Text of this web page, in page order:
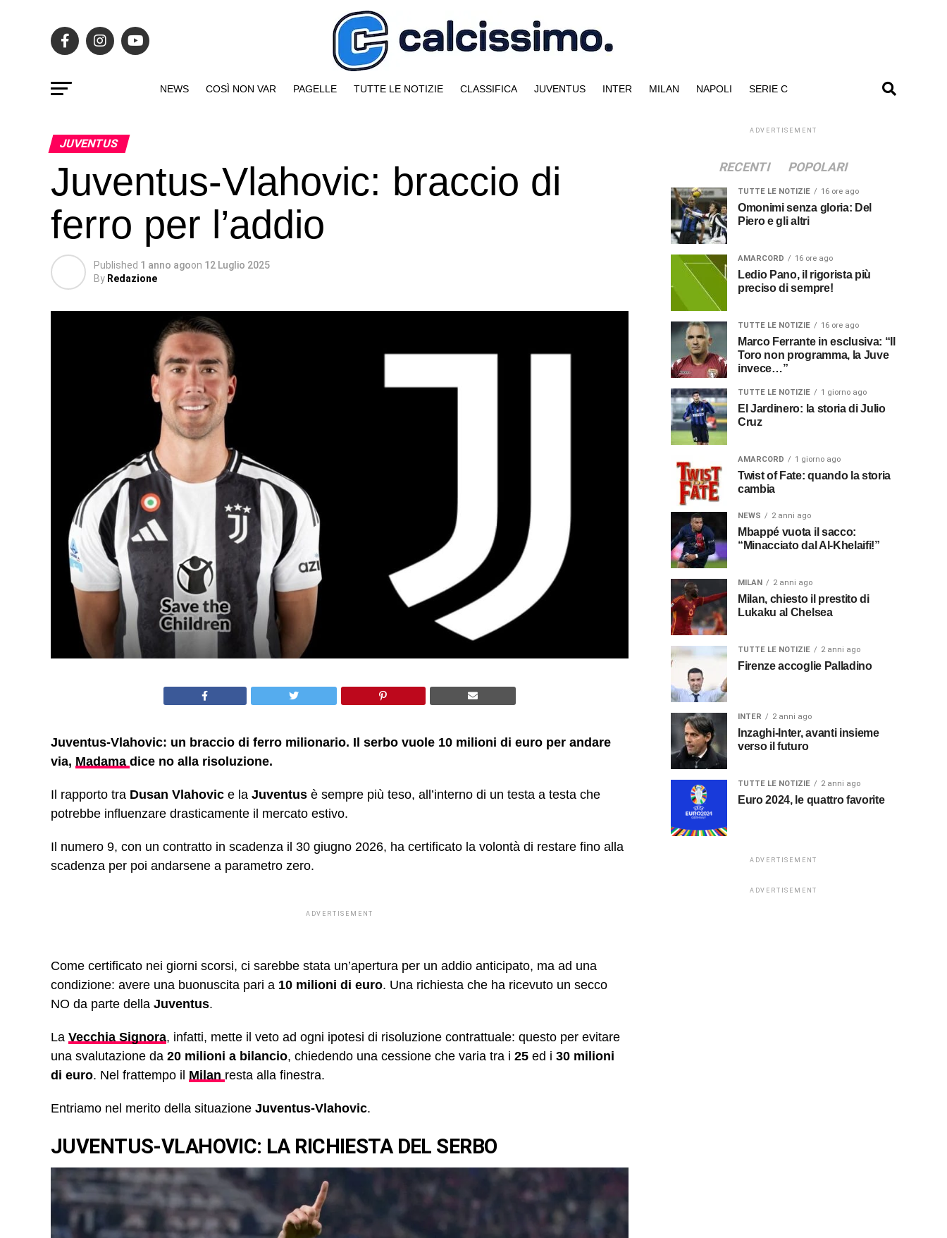
NEWS COSÌ NON VAR PAGELLE TUTTE LE NOTIZIE CLASSIFICA JUVENTUS INTER MILAN NAPOLI SERIE C
JUVENTUS
Juventus-Vlahovic: braccio di
ferro per l’addio
Published 1 anno agoon 12 Luglio 2025
By Redazione
Juventus-Vlahovic: un braccio di ferro milionario. Il serbo vuole 10 milioni di euro per andare
via, Madama dice no alla risoluzione.
Il rapporto tra Dusan Vlahovic e la Juventus è sempre più teso, all’interno di un testa a testa che
potrebbe influenzare drasticamente il mercato estivo.
Il numero 9, con un contratto in scadenza il 30 giugno 2026, ha certificato la volontà di restare fino alla
scadenza per poi andarsene a parametro zero.
ADVERTISEMENT
Come certificato nei giorni scorsi, ci sarebbe stata un’apertura per un addio anticipato, ma ad una
condizione: avere una buonuscita pari a 10 milioni di euro. Una richiesta che ha ricevuto un secco
NO da parte della Juventus.
La Vecchia Signora, infatti, mette il veto ad ogni ipotesi di risoluzione contrattuale: questo per evitare
una svalutazione da 20 milioni a bilancio, chiedendo una cessione che varia tra i 25 ed i 30 milioni
di euro. Nel frattempo il Milan resta alla finestra.
Entriamo nel merito della situazione Juventus-Vlahovic.
JUVENTUS-VLAHOVIC: LA RICHIESTA DEL SERBO
ADVERTISEMENT
RECENTI POPOLARI
TUTTE LE NOTIZIE 16 ore ago
Omonimi senza gloria: Del
Piero e gli altri
AMARCORD 16 ore ago
Ledio Pano, il rigorista più
preciso di sempre!
TUTTE LE NOTIZIE 16 ore ago
Marco Ferrante in esclusiva: “Il
Toro non programma, la Juve
invece…”
TUTTE LE NOTIZIE 1 giorno ago
El Jardinero: la storia di Julio
Cruz
AMARCORD 1 giorno ago
Twist of Fate: quando la storia
cambia
NEWS 2 anni ago
Mbappé vuota il sacco:
“Minacciato dal Al-Khelaifi!”
MILAN 2 anni ago
Milan, chiesto il prestito di
Lukaku al Chelsea
TUTTE LE NOTIZIE 2 anni ago
Firenze accoglie Palladino
INTER 2 anni ago
Inzaghi-Inter, avanti insieme
verso il futuro
TUTTE LE NOTIZIE 2 anni ago
Euro 2024, le quattro favorite
ADVERTISEMENT
ADVERTISEMENT